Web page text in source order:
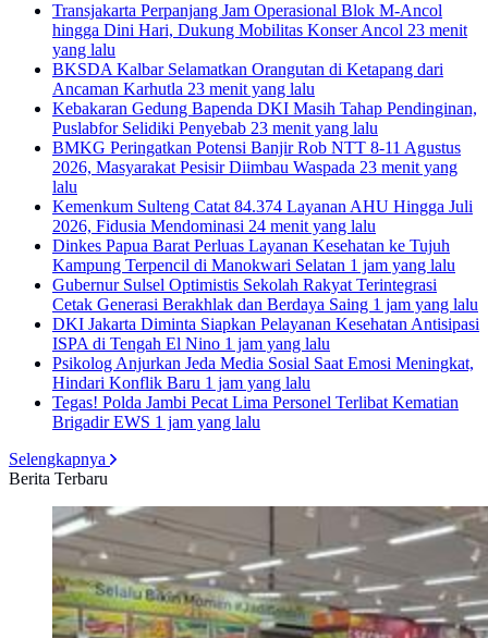
Transjakarta Perpanjang Jam Operasional Blok M-Ancol
hingga Dini Hari, Dukung Mobilitas Konser Ancol 23 menit
yang lalu
BKSDA Kalbar Selamatkan Orangutan di Ketapang dari
Ancaman Karhutla 23 menit yang lalu
Kebakaran Gedung Bapenda DKI Masih Tahap Pendinginan,
Puslabfor Selidiki Penyebab 23 menit yang lalu
BMKG Peringatkan Potensi Banjir Rob NTT 8-11 Agustus
2026, Masyarakat Pesisir Diimbau Waspada 23 menit yang
lalu
Kemenkum Sulteng Catat 84.374 Layanan AHU Hingga Juli
2026, Fidusia Mendominasi 24 menit yang lalu
Dinkes Papua Barat Perluas Layanan Kesehatan ke Tujuh
Kampung Terpencil di Manokwari Selatan 1 jam yang lalu
Gubernur Sulsel Optimistis Sekolah Rakyat Terintegrasi
Cetak Generasi Berakhlak dan Berdaya Saing 1 jam yang lalu
DKI Jakarta Diminta Siapkan Pelayanan Kesehatan Antisipasi
ISPA di Tengah El Nino 1 jam yang lalu
Psikolog Anjurkan Jeda Media Sosial Saat Emosi Meningkat,
Hindari Konflik Baru 1 jam yang lalu
Tegas! Polda Jambi Pecat Lima Personel Terlibat Kematian
Brigadir EWS 1 jam yang lalu
Selengkapnya
Berita Terbaru